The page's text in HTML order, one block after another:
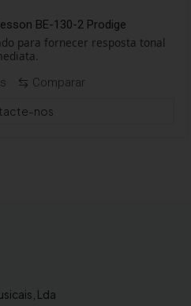
BE-130-2 Prodige
para fornecer resposta tonal
Comparar
nos
Lda